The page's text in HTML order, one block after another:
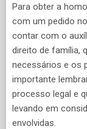
Para obter a
com um pedido
contar com o
direito de família,
necessários e os
importante
processo legal e
levando em
envolvidas.